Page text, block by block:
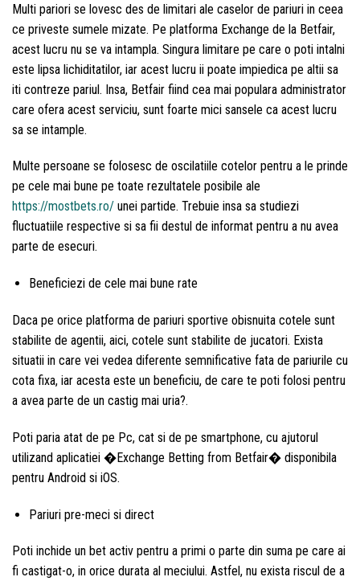
Multi pariori se lovesc des de limitari ale caselor de pariuri in ceea
ce priveste sumele mizate. Pe platforma Exchange de la Betfair,
acest lucru nu se va intampla. Singura limitare pe care o poti intalni
este lipsa lichiditatilor, iar acest lucru ii poate impiedica pe altii sa
iti contreze pariul. Insa, Betfair fiind cea mai populara administrator
care ofera acest serviciu, sunt foarte mici sansele ca acest lucru
sa se intample.
Multe persoane se folosesc de oscilatiile cotelor pentru a le prinde
pe cele mai bune pe toate rezultatele posibile ale
https://mostbets.ro/ unei partide. Trebuie insa sa studiezi
fluctuatiile respective si sa fii destul de informat pentru a nu avea
parte de esecuri.
Beneficiezi de cele mai bune rate
Daca pe orice platforma de pariuri sportive obisnuita cotele sunt
stabilite de agentii, aici, cotele sunt stabilite de jucatori. Exista
situatii in care vei vedea diferente semnificative fata de pariurile cu
cota fixa, iar acesta este un beneficiu, de care te poti folosi pentru
a avea parte de un castig mai uria?.
Poti paria atat de pe Pc, cat si de pe smartphone, cu ajutorul
utilizand aplicatiei �Exchange Betting from Betfair� disponibila
pentru Android si iOS.
Pariuri pre-meci si direct
Poti inchide un bet activ pentru a primi o parte din suma pe care ai
fi castigat-o, in orice durata al meciului. Astfel, nu exista riscul de a